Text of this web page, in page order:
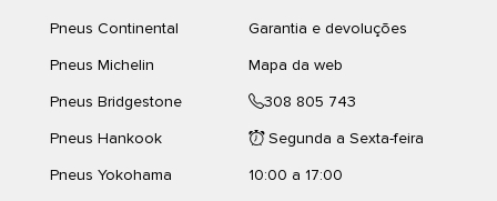
Pneus Continental
Pneus Michelin
Pneus Bridgestone
Pneus Hankook
Pneus Yokohama
Garantia e devoluções
Mapa da web
308 805 743
Segunda a Sexta-feira
10:00 a 17:00